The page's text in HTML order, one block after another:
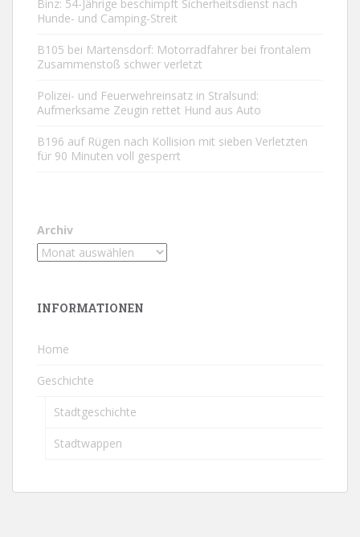
Binz: 54-Jährige beschimpft Sicherheitsdienst nach
Hunde- und Camping-Streit
B105 bei Martensdorf: Motorradfahrer bei frontalem
Zusammenstoß schwer verletzt
Polizei- und Feuerwehreinsatz in Stralsund:
Aufmerksame Zeugin rettet Hund aus Auto
B196 auf Rügen nach Kollision mit sieben Verletzten
für 90 Minuten voll gesperrt
Archiv
INFORMATIONEN
Home
Geschichte
Stadtgeschichte
Stadtwappen